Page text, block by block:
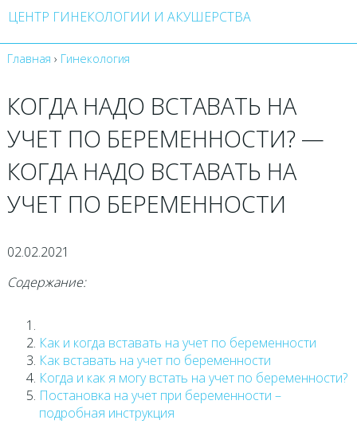
ЦЕНТР ГИНЕКОЛОГИИ И АКУШЕРСТВА
Главная › Гинекология
КОГДА НАДО ВСТАВАТЬ НА
УЧЕТ ПО БЕРЕМЕННОСТИ? —
КОГДА НАДО ВСТАВАТЬ НА
УЧЕТ ПО БЕРЕМЕННОСТИ
02.02.2021
Содержание:
Как и когда вставать на учет по беременности
Как вставать на учет по беременности
Когда и как я могу встать на учет по беременности?
Постановка на учет при беременности –
подробная инструкция